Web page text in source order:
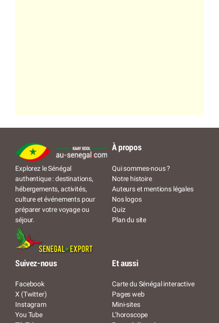
Explorez le Sénégal
authentique : destinations,
hébergements, activités,
culture et événements pour
préparer votre voyage ou
séjour.
À propos
Qui sommes-nous ?
Notre histoire
Auteurs et mentions légales
Nos logos
Quiz
Plan du site
Suivez-nous
Facebook
X (Twitter)
Instagram
You Tube
Et aussi
Carte du Sénégal interactive
Pages web
Mini-sites
L’horoscope